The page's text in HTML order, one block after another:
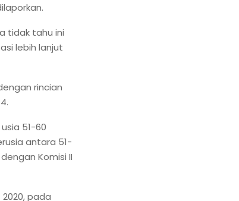
tidak tahu ini
lebih lanjut
rincian
51-60
antara 51-
Komisi II
pada